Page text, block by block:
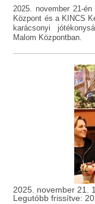
2025. november 21-
Központ és a KINCS
karácsonyi
Malom Központban.
2025. november 21.
Legutóbb frissítve: